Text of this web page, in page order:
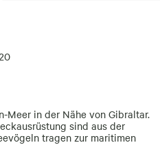
Meer in der Nähe von Gibraltar.
sind aus der
tragen zur maritimen